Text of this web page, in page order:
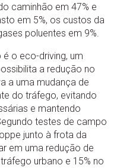
caminhão em 47% e
em 5%, os custos da
poluentes em 9%.
o eco-driving, um
a redução no
a uma mudança de
do tráfego, evitando
e mantendo
testes de campo
junto à frota da
em uma redução de
urbano e 15% no